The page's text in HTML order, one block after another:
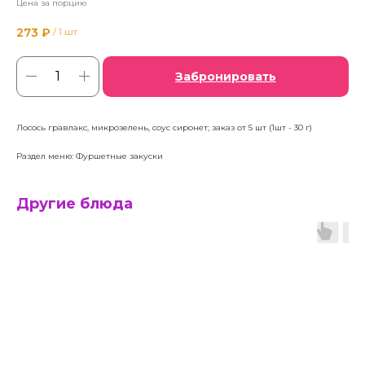
Цена за порцию
273 ₽ / 1 шт
Забронировать
Лосось гравлакс, микрозелень, соус сиронет; заказ от 5 шт (1шт - 30 г)
Раздел меню: Фуршетные закуски
Другие блюда